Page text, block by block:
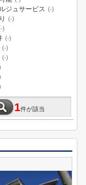
ジュサービス (-)
(-)
)
(-)
(-)
(-)
1件が該当